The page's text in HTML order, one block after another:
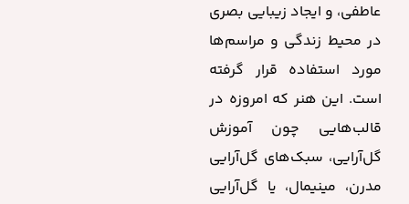
عاطفی، و ایجاد زیبایی بصری
در محیط زندگی و مراسم‌ها
مورد استفاده قرار گرفته
است. این هنر که امروزه در
قالب‌هایی چون آموزش
گل‌آرایی، سبک‌های گل‌آرایی
مدرن، مینیمال، یا گل‌آرایی